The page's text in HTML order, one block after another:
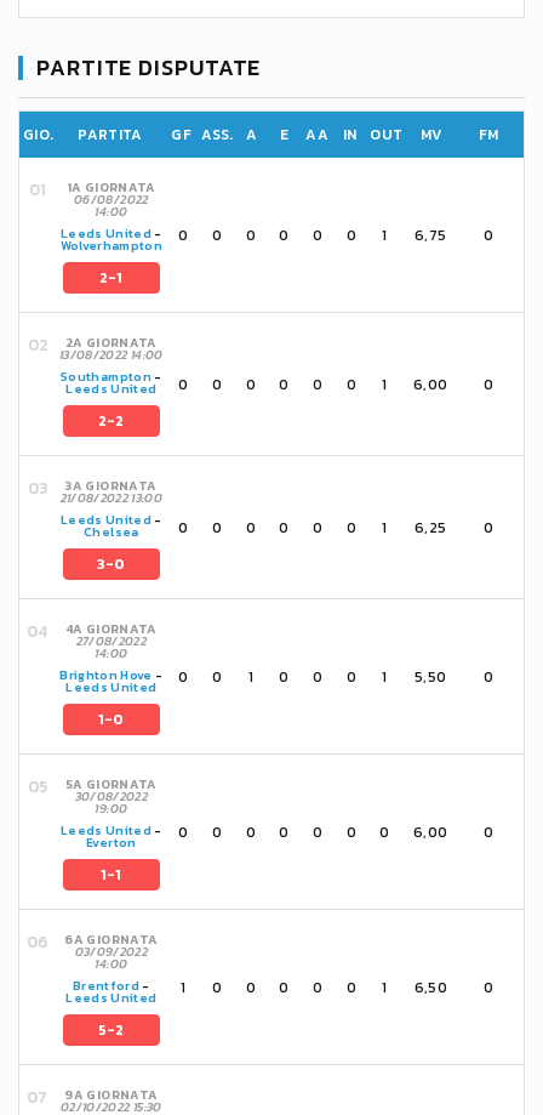
PARTITE DISPUTATE
GIO. PARTITA GF ASS. A E AA IN OUT MV FM
1A GIORNATA
06/08/2022
14:00
Leeds United -
Wolverhampton
2-1
0 0 0 0 0 0 1 6,75 0
2A GIORNATA
13/08/2022 14:00
Southampton-
Leeds United
2-2
0 0 0 0 0 0 1 6,00 0
3A GIORNATA
21/08/2022 13:00
Leeds United -
Chelsea
3-0
0 0 0 0 0 0 1 6,25 0
4A GIORNATA
27/08/2022
14:00
Brighton Hove -
Leeds United
1-0
0 0 1 0 0 0 1 5,50 0
5A GIORNATA
30/08/2022
19:00
Leeds United -
Everton
1-1
0 0 0 0 0 0 0 6,00 0
6A GIORNATA
03/09/2022
14:00
Brentford -
Leeds United
5-2
1 0 0 0 0 0 1 6,50 0
9A GIORNATA
02/10/2022 15:30